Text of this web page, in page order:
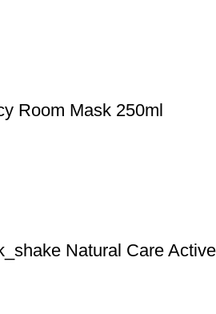
Room Mask 250ml
Natural Care